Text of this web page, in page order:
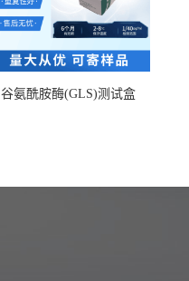
谷氨酰胺酶(GLS)测试盒